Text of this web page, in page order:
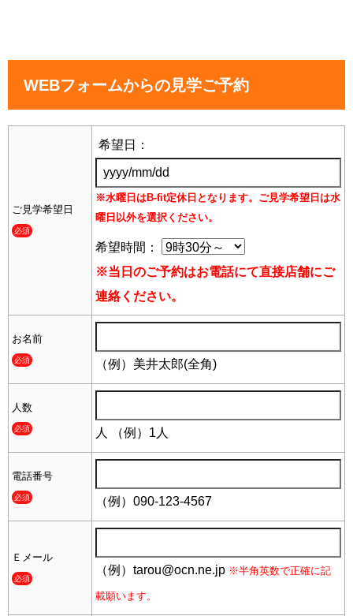
WEBフォームからの見学ご予約
ご見学希望日
必須
希望日：
※水曜日はB-fit定休日となります。ご見学希望日は水
曜日以外を選択ください。
希望時間：
※当日のご予約はお電話にて直接店舗にご
連絡ください。
お名前
必須 （例）美井太郎(全角)
人数
必須 人 （例）1人
電話番号
必須 （例）090-123-4567
Ｅメール
必須
（例）tarou@ocn.ne.jp ※半角英数で正確に記
載願います。